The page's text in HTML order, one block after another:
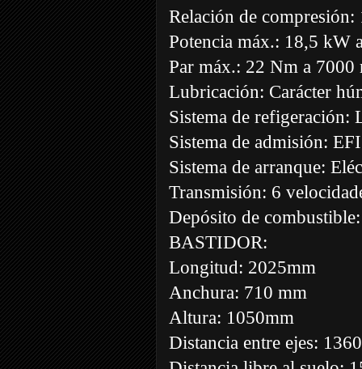
Relación de compresión:
Potencia máx.: 18,5 kW
Par máx.: 22 Nm a 7000
Lubricación: Carácter
Sistema de refigeración:
Sistema de admisión: EFI
Sistema de arranque:
Transmisión: 6
Depósito de
BASTIDOR:
Longitud: 2025mm
Anchura: 710 mm
Altura: 1050mm
Distancia entre ejes: